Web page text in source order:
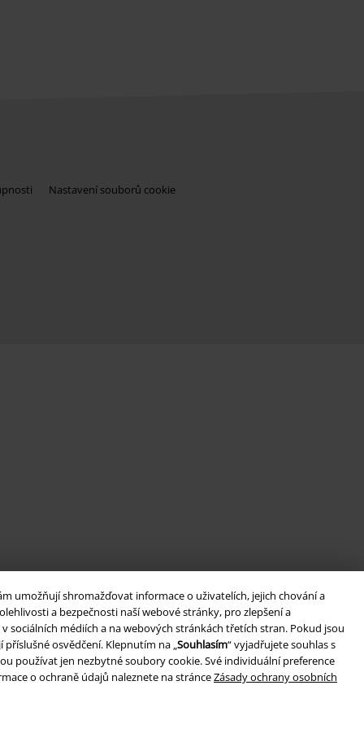
umožňují shromažďovat informace o uživatelích, jejich chování a
a bezpečnosti naší webové stránky, pro zlepšení a
sociálních médiích a na webových stránkách třetích stran. Pokud jsou
osvědčení. Klepnutím na „Souhlasím“ vyjadřujete souhlas s
používat jen nezbytné soubory cookie. Své individuální preference
o ochraně údajů naleznete na stránceZásady ochrany osobních
Nastavení souborů cookie